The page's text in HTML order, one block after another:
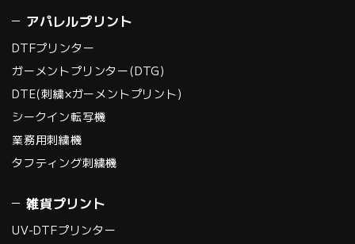
アパレルプリント
DTFプリンター
ガーメントプリンター(DTG)
DTE(刺繍×ガーメントプリント)
シークイン転写機
業務用刺繍機
タフティング刺繍機
雑貨プリント
UV-DTFプリンター